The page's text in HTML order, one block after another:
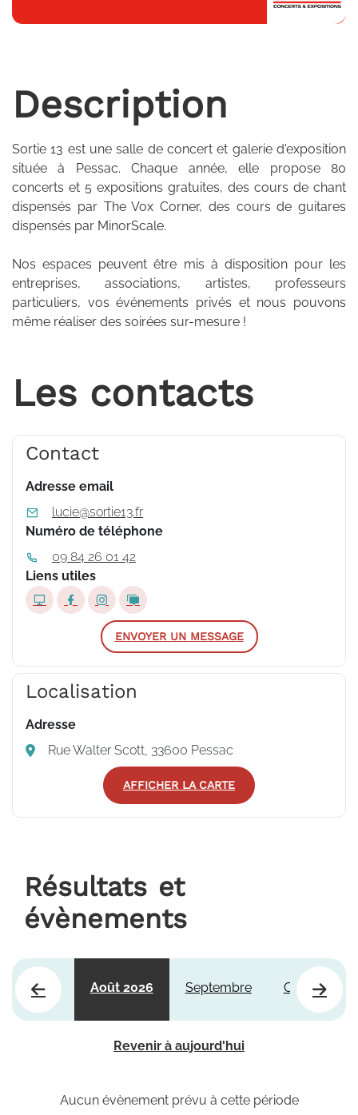
Description
Sortie 13 est une salle de concert et galerie d'exposition
située à Pessac. Chaque année, elle propose 80
concerts et 5 expositions gratuites, des cours de chant
dispensés par The Vox Corner, des cours de guitares
dispensés par MinorScale.
Nos espaces peuvent être mis à disposition pour les
entreprises, associations, artistes, professeurs
particuliers, vos événements privés et nous pouvons
même réaliser des soirées sur-mesure !
Les contacts
Contact
Adresse email
lucie@sortie13.fr
Numéro de téléphone
09 84 26 01 42
Liens utiles
ENVOYER UN MESSAGE
Localisation
Adresse
Rue Walter Scott, 33600 Pessac
AFFICHER LA CARTE
Résultats et
évènements
Août 2026 Septembre Octobre
Revenir à aujourd'hui
Aucun évènement prévu à cette période